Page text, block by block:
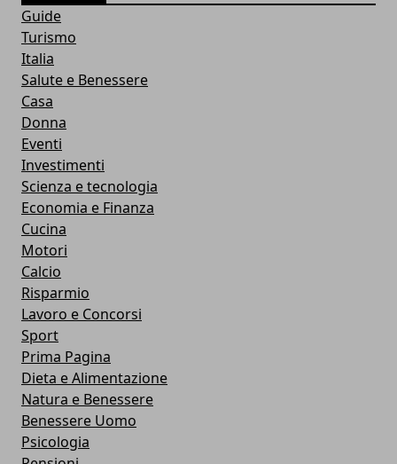
Guide
Turismo
Italia
Salute e Benessere
Casa
Donna
Eventi
Investimenti
Scienza e tecnologia
Economia e Finanza
Cucina
Motori
Calcio
Risparmio
Lavoro e Concorsi
Sport
Prima Pagina
Dieta e Alimentazione
Natura e Benessere
Benessere Uomo
Psicologia